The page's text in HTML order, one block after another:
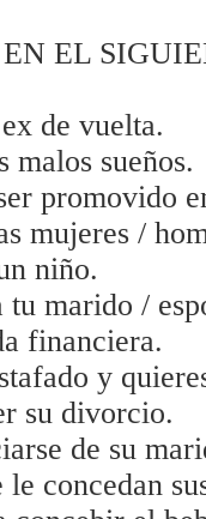
EL
de vuelta.
malos sueños.
promovido
mujeres /
niño.
marido /
financiera.
y
su divorcio.
de su
concedan